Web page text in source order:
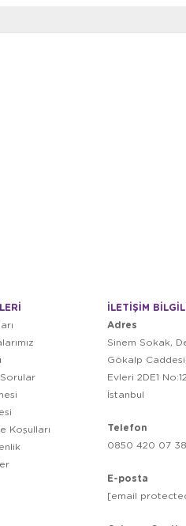
Koşulları
İLETİŞİM
Adres
Sinem Sokak,
Gökalp
Evleri 2DE1
İstanbul
Telefon
0850 420 07 38
E-posta
[email